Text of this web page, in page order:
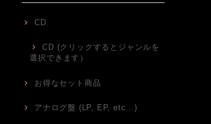
CD
CD (クリックするとジャンルを
選択できます）
お得なセット商品
アナログ盤 (LP, EP, etc...)